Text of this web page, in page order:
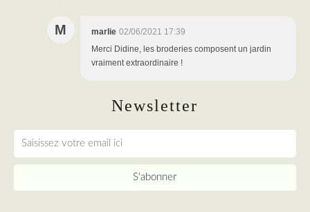
M marlie 02/06/2021 17:39
Merci Didine, les broderies composent un jardin
vraiment extraordinaire !
Newsletter